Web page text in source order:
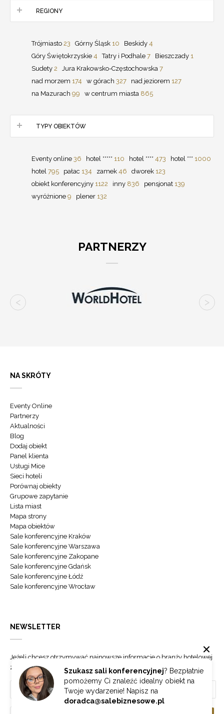
REGIONY
Trójmiasto 23 Górny Śląsk 10 Beskidy 4
Góry Świętokrzyskie 4 Tatry i Podhale 7 Bieszczady 1
Sudety 2 Jura Krakowsko-Częstochowska 7
nad morzem 174 w górach 327 nad jeziorem 127
na Mazurach 99 w centrum miasta 865
TYPY OBIEKTÓW
Eventy online 36 hotel ***** 110 hotel **** 473 hotel *** 1000
hotel 795 pałac 134 zamek 46 dworek 123
obiekt konferencyjny 1122 inny 836 pensjonat 139
wyróżnione 9 plener 132
PARTNERZY
Szukasz sali konferencyjnej? Bezpłatnie
pomożemy Ci znaleźć idealny obiekt na
Twoje wydarzenie! Napisz na
doradca@salebiznesowe.pl
NA SKRÓTY
Eventy Online
Partnerzy
Aktualności
Blog
Dodaj obiekt
Panel klienta
Usługi Mice
Sieci hoteli
Porównaj obiekty
Grupowe zapytanie
Lista miast
Mapa strony
Mapa obiektów
Sale konferencyjne Kraków
Sale konferencyjne Warszawa
Sale konferencyjne Zakopane
Sale konferencyjne Gdańsk
Sale konferencyjne Łódź
Sale konferencyjne Wrocław
NEWSLETTER
Jeżeli chcesz otrzymywać najnowsze informacje o branży hotelowej
zapisz się do naszego newslettera.